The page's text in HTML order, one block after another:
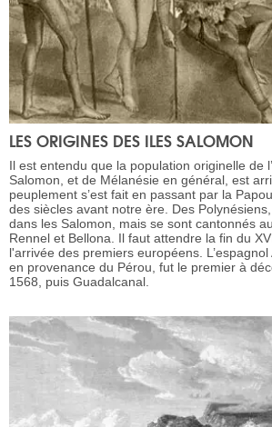
LES ORIGINES DES ILES SALOMON
Il est entendu que la population originelle de
Salomon, et de Mélanésie en général, est
peuplement s’est fait en passant par la
des siècles avant notre ère. Des
dans les Salomon, mais se sont cantonnés
Rennel et Bellona. Il faut attendre la fin du
l'arrivée des premiers européens. L’espagnol
en provenance du Pérou, fut le premier à
1568, puis Guadalcanal.